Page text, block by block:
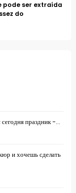
праздник -...
и хочешь сделать
pode ser extraída
do